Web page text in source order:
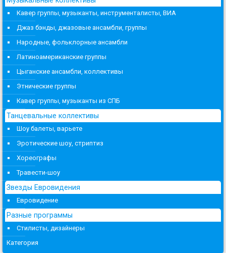
Кавер группы, музыканты, инструменталисты, ВИА
Джаз бэнды, джазовые ансамбли, группы
Народные, фольклорные ансамбли
Латиноамериканские группы
Цыганские ансамбли, коллективы
Этнические группы
Кавер группы, музыканты из СПБ
Танцевальные коллективы
Шоу балеты, варьете
Эротические шоу, стриптиз
Хореографы
Травести-шоу
Звезды Евровидения
Евровидение
Разные программы
Стилисты, дизайнеры
Категория